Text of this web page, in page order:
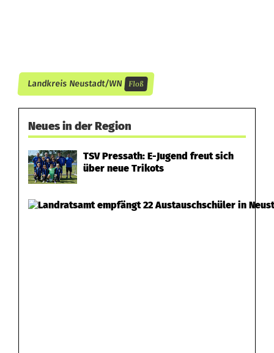
n
e
Landkreis Neustadt/WN Floß
Neues in der Region
TSV Pressath: E-Jugend freut sich
über neue Trikots